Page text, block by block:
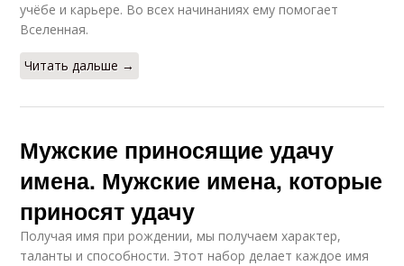
учёбе и карьере. Во всех начинаниях ему помогает
Вселенная.
Читать дальше →
Мужские приносящие удачу
имена. Мужские имена, которые
приносят удачу
Получая имя при рождении, мы получаем характер,
таланты и способности. Этот набор делает каждое имя